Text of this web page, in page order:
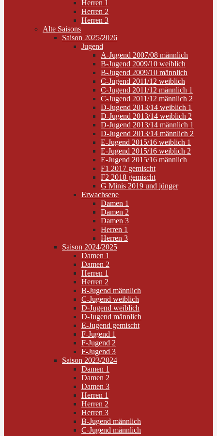
Herren 1
Herren 2
Herren 3
Alte Saisons
Saison 2025/2026
Jugend
A-Jugend 2007/08 männlich
B-Jugend 2009/10 weiblich
B-Jugend 2009/10 männlich
C-Jugend 2011/12 weiblich
C-Jugend 2011/12 männlich 1
C-Jugend 2011/12 männlich 2
D-Jugend 2013/14 weiblich 1
D-Jugend 2013/14 weiblich 2
D-Jugend 2013/14 männlich 1
D-Jugend 2013/14 männlich 2
E-Jugend 2015/16 weiblich 1
E-Jugend 2015/16 weiblich 2
E-Jugend 2015/16 männlich
F1 2017 gemischt
F2 2018 gemischt
G Minis 2019 und jünger
Erwachsene
Damen 1
Damen 2
Damen 3
Herren 1
Herren 3
Saison 2024/2025
Damen 1
Damen 2
Herren 1
Herren 2
B-Jugend männlich
C-Jugend weiblich
D-Jugend weiblich
D-Jugend männlich
E-Jugend gemischt
F-Jugend 1
F-Jugend 2
F-Jugend 3
Saison 2023/2024
Damen 1
Damen 2
Damen 3
Herren 1
Herren 2
Herren 3
B-Jugend männlich
C-Jugend männlich